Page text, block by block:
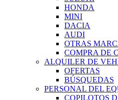
HONDA
MINI
DACIA
AUDI
OTRAS
COMPRA DE
ALQUILER DE
OFERTAS
BÚSQUEDAS
PERSONAL DEL
COPILOTOS